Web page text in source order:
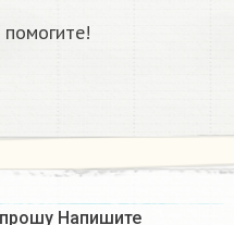
Напишите